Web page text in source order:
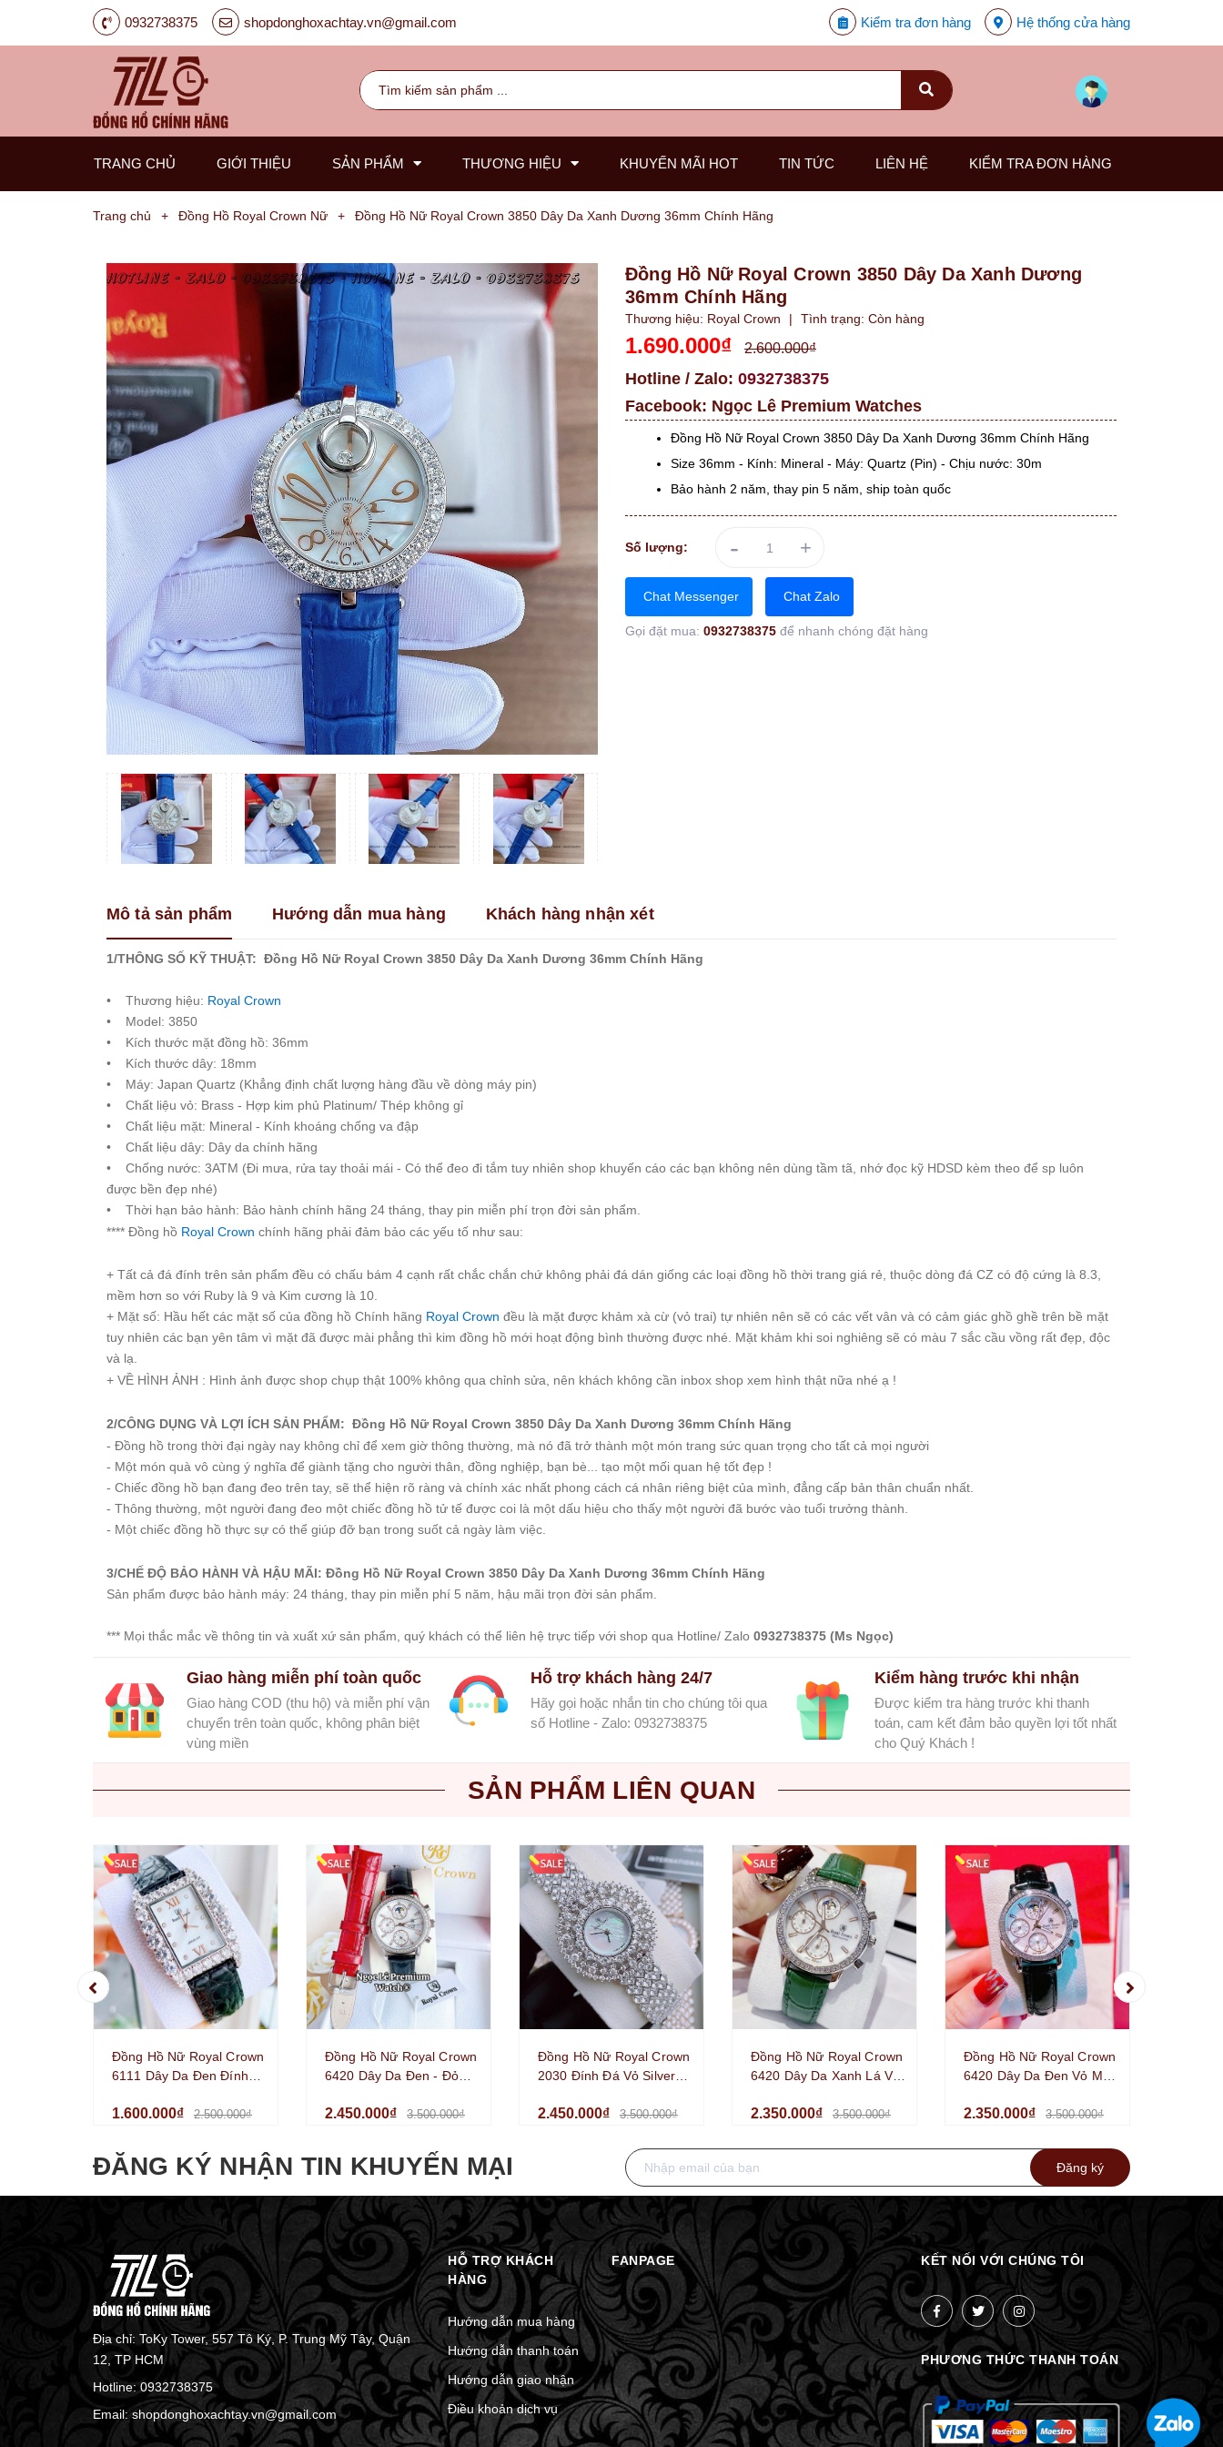
0932738375 shopdonghoxachtay.vn@gmail.com Kiểm tra đơn hàng Hệ thống cửa hàng
TRANG CHỦ GIỚI THIỆU SẢN PHẨM
Nam
G-
Kinze
Guess
Hanboro
Madocy
Margaret
Michael
Kors
Rivero
Sunrise
X-
cer
Đồng
Hồ
Nữ
Amica
Carnival
Christian
Sant
Coach
Franklin
Guess
Jimi
Kemil
Marc
Jacobs
Michael
Kors
Rivero
Roberto
Era
Royal
Crown
Starke
Cer
Hồ
Cặp
Hanboro
Marc
Jacobs
Michael
Kors
Sunrise
Sản
Phẩm
Hồ
Và
Vòng
Tay
Dây
Đồng
Hồ
Dây
chuyền
Vòng
Tay
Nhẫn
THƯƠNG HIỆU KHUYẾN MÃI HOT TIN TỨC LIÊN HỆ KIỂM TRA ĐƠN HÀNG
Trang chủ + Đồng Hồ Royal Crown Nữ + Đồng Hồ Nữ Royal Crown 3850 Dây Da Xanh Dương 36mm Chính Hãng
Đồng Hồ Nữ Royal Crown 3850 Dây Da Xanh Dương
36mm Chính Hãng
Thương hiệu: Royal Crown | Tình trạng: Còn hàng
1.690.000₫ 2.600.000₫
Hotline / Zalo: 0932738375
Facebook: Ngọc Lê Premium Watches
Đồng Hồ Nữ Royal Crown 3850 Dây Da Xanh Dương 36mm Chính Hãng
Size 36mm - Kính: Mineral - Máy: Quartz (Pin) - Chịu nước: 30m
Bảo hành 2 năm, thay pin 5 năm, ship toàn quốc
Số lượng: - +
Chat Messenger Chat Zalo
Gọi đặt mua: 0932738375 để nhanh chóng đặt hàng
Mô tả sản phẩm Hướng dẫn mua hàng Khách hàng nhận xét
1/THÔNG SỐ KỸ THUẬT: Đồng Hồ Nữ Royal Crown 3850 Dây Da Xanh Dương 36mm Chính Hãng
• Thương hiệu: Royal Crown
• Model: 3850
• Kích thước mặt đồng hồ: 36mm
• Kích thước dây: 18mm
• Máy: Japan Quartz (Khẳng định chất lượng hàng đầu về dòng máy pin)
• Chất liệu vỏ: Brass - Hợp kim phủ Platinum/ Thép không gỉ
• Chất liệu mặt: Mineral - Kính khoáng chống va đập
• Chất liệu dây: Dây da chính hãng
• Chống nước: 3ATM (Đi mưa, rửa tay thoải mái - Có thể đeo đi tắm tuy nhiên shop khuyến cáo các bạn không nên dùng tầm tã, nhớ đọc kỹ HDSD kèm theo để sp luôn
được bền đẹp nhé)
• Thời hạn bảo hành: Bảo hành chính hãng 24 tháng, thay pin miễn phí trọn đời sản phẩm.
**** Đồng hồ Royal Crown chính hãng phải đảm bảo các yếu tố như sau:
+ Tất cả đá đính trên sản phẩm đều có chấu bám 4 cạnh rất chắc chắn chứ không phải đá dán giống các loại đồng hồ thời trang giá rẻ, thuộc dòng đá CZ có độ cứng là 8.3,
mềm hơn so với Ruby là 9 và Kim cương là 10.
+ Mặt số: Hầu hết các mặt số của đồng hồ Chính hãng Royal Crown đều là mặt được khảm xà cừ (vỏ trai) tự nhiên nên sẽ có các vết vân và có cảm giác ghồ ghề trên bề mặt
tuy nhiên các bạn yên tâm vì mặt đã được mài phẳng thì kim đồng hồ mới hoạt động bình thường được nhé. Mặt khảm khi soi nghiêng sẽ có màu 7 sắc cầu vồng rất đẹp, độc
và lạ.
+ VỀ HÌNH ẢNH : Hình ảnh được shop chụp thật 100% không qua chỉnh sửa, nên khách không cần inbox shop xem hình thật nữa nhé ạ !
2/CÔNG DỤNG VÀ LỢI ÍCH SẢN PHẨM: Đồng Hồ Nữ Royal Crown 3850 Dây Da Xanh Dương 36mm Chính Hãng
- Đồng hồ trong thời đại ngày nay không chỉ để xem giờ thông thường, mà nó đã trở thành một món trang sức quan trọng cho tất cả mọi người
- Một món quà vô cùng ý nghĩa để giành tặng cho người thân, đồng nghiệp, bạn bè... tạo một mối quan hệ tốt đẹp !
- Chiếc đồng hồ bạn đang đeo trên tay, sẽ thể hiện rõ ràng và chính xác nhất phong cách cá nhân riêng biệt của mình, đẳng cấp bản thân chuẩn nhất.
- Thông thường, một người đang đeo một chiếc đồng hồ tử tế được coi là một dấu hiệu cho thấy một người đã bước vào tuổi trưởng thành.
- Một chiếc đồng hồ thực sự có thể giúp đỡ bạn trong suốt cả ngày làm việc.
3/CHẾ ĐỘ BẢO HÀNH VÀ HẬU MÃI: Đồng Hồ Nữ Royal Crown 3850 Dây Da Xanh Dương 36mm Chính Hãng
Sản phẩm được bảo hành máy: 24 tháng, thay pin miễn phí 5 năm, hậu mãi trọn đời sản phẩm.
*** Mọi thắc mắc về thông tin và xuất xứ sản phẩm, quý khách có thể liên hệ trực tiếp với shop qua Hotline/ Zalo 0932738375 (Ms Ngọc)
Giao hàng miễn phí toàn quốc
Giao hàng COD (thu hộ) và miễn phí vận
chuyển trên toàn quốc, không phân biệt
vùng miền
Hỗ trợ khách hàng 24/7
Hãy gọi hoặc nhắn tin cho chúng tôi qua
số Hotline - Zalo: 0932738375
Kiểm hàng trước khi nhận
Được kiểm tra hàng trước khi thanh
toán, cam kết đảm bảo quyền lợi tốt nhất
cho Quý Khách !
SẢN PHẨM LIÊN QUAN
Đồng Hồ Nữ Royal Crown
6111 Dây Da Đen Đính
1.600.000₫ 2.500.000₫
Đồng Hồ Nữ Royal Crown
6420 Dây Da Đen - Đỏ
35mm
2.450.000₫ 3.500.000₫
Đồng Hồ Nữ Royal Crown
2030 Đính Đá Vỏ Silver
2.450.000₫ 3.500.000₫
Đồng Hồ Nữ Royal Crown
6420 Dây Da Xanh Lá Vỏ
Chính Hãng
2.350.000₫ 3.500.000₫
Đồng Hồ Nữ Royal Crown
6420 Dây Da Đen Vỏ Màu
Hãng
2.350.000₫ 3.500.000₫
ĐĂNG KÝ NHẬN TIN KHUYẾN MẠI Đăng ký
Địa chỉ: ToKy Tower, 557 Tô Ký, P. Trung Mỹ Tây, Quận
12, TP HCM
Hotline:0932738375
Email: shopdonghoxachtay.vn@gmail.com
HỖ TRỢ KHÁCH
HÀNG
Hướng dẫn mua hàng
Hướng dẫn thanh toán
Hướng dẫn giao nhận
Điều khoản dịch vụ
FANPAGE KẾT NỐI VỚI CHÚNG TÔI
PHƯƠNG THỨC THANH TOÁN